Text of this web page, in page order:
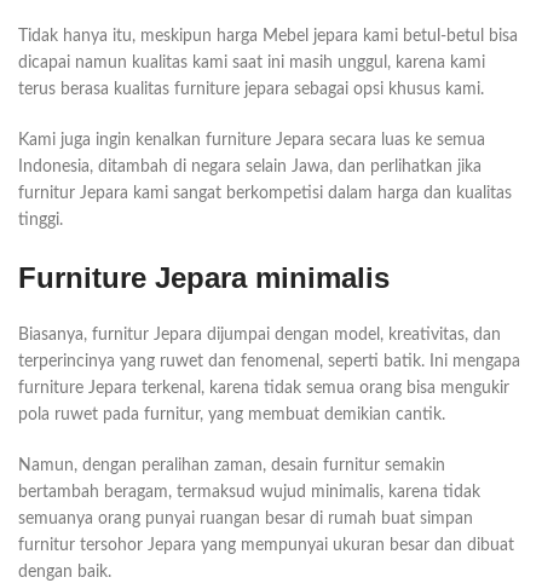
Tidak hanya itu, meskipun harga Mebel jepara kami betul-betul bisa
dicapai namun kualitas kami saat ini masih unggul, karena kami
terus berasa kualitas furniture jepara sebagai opsi khusus kami.
Kami juga ingin kenalkan furniture Jepara secara luas ke semua
Indonesia, ditambah di negara selain Jawa, dan perlihatkan jika
furnitur Jepara kami sangat berkompetisi dalam harga dan kualitas
tinggi.
Furniture Jepara minimalis
Biasanya, furnitur Jepara dijumpai dengan model, kreativitas, dan
terperincinya yang ruwet dan fenomenal, seperti batik. Ini mengapa
furniture Jepara terkenal, karena tidak semua orang bisa mengukir
pola ruwet pada furnitur, yang membuat demikian cantik.
Namun, dengan peralihan zaman, desain furnitur semakin
bertambah beragam, termaksud wujud minimalis, karena tidak
semuanya orang punyai ruangan besar di rumah buat simpan
furnitur tersohor Jepara yang mempunyai ukuran besar dan dibuat
dengan baik.